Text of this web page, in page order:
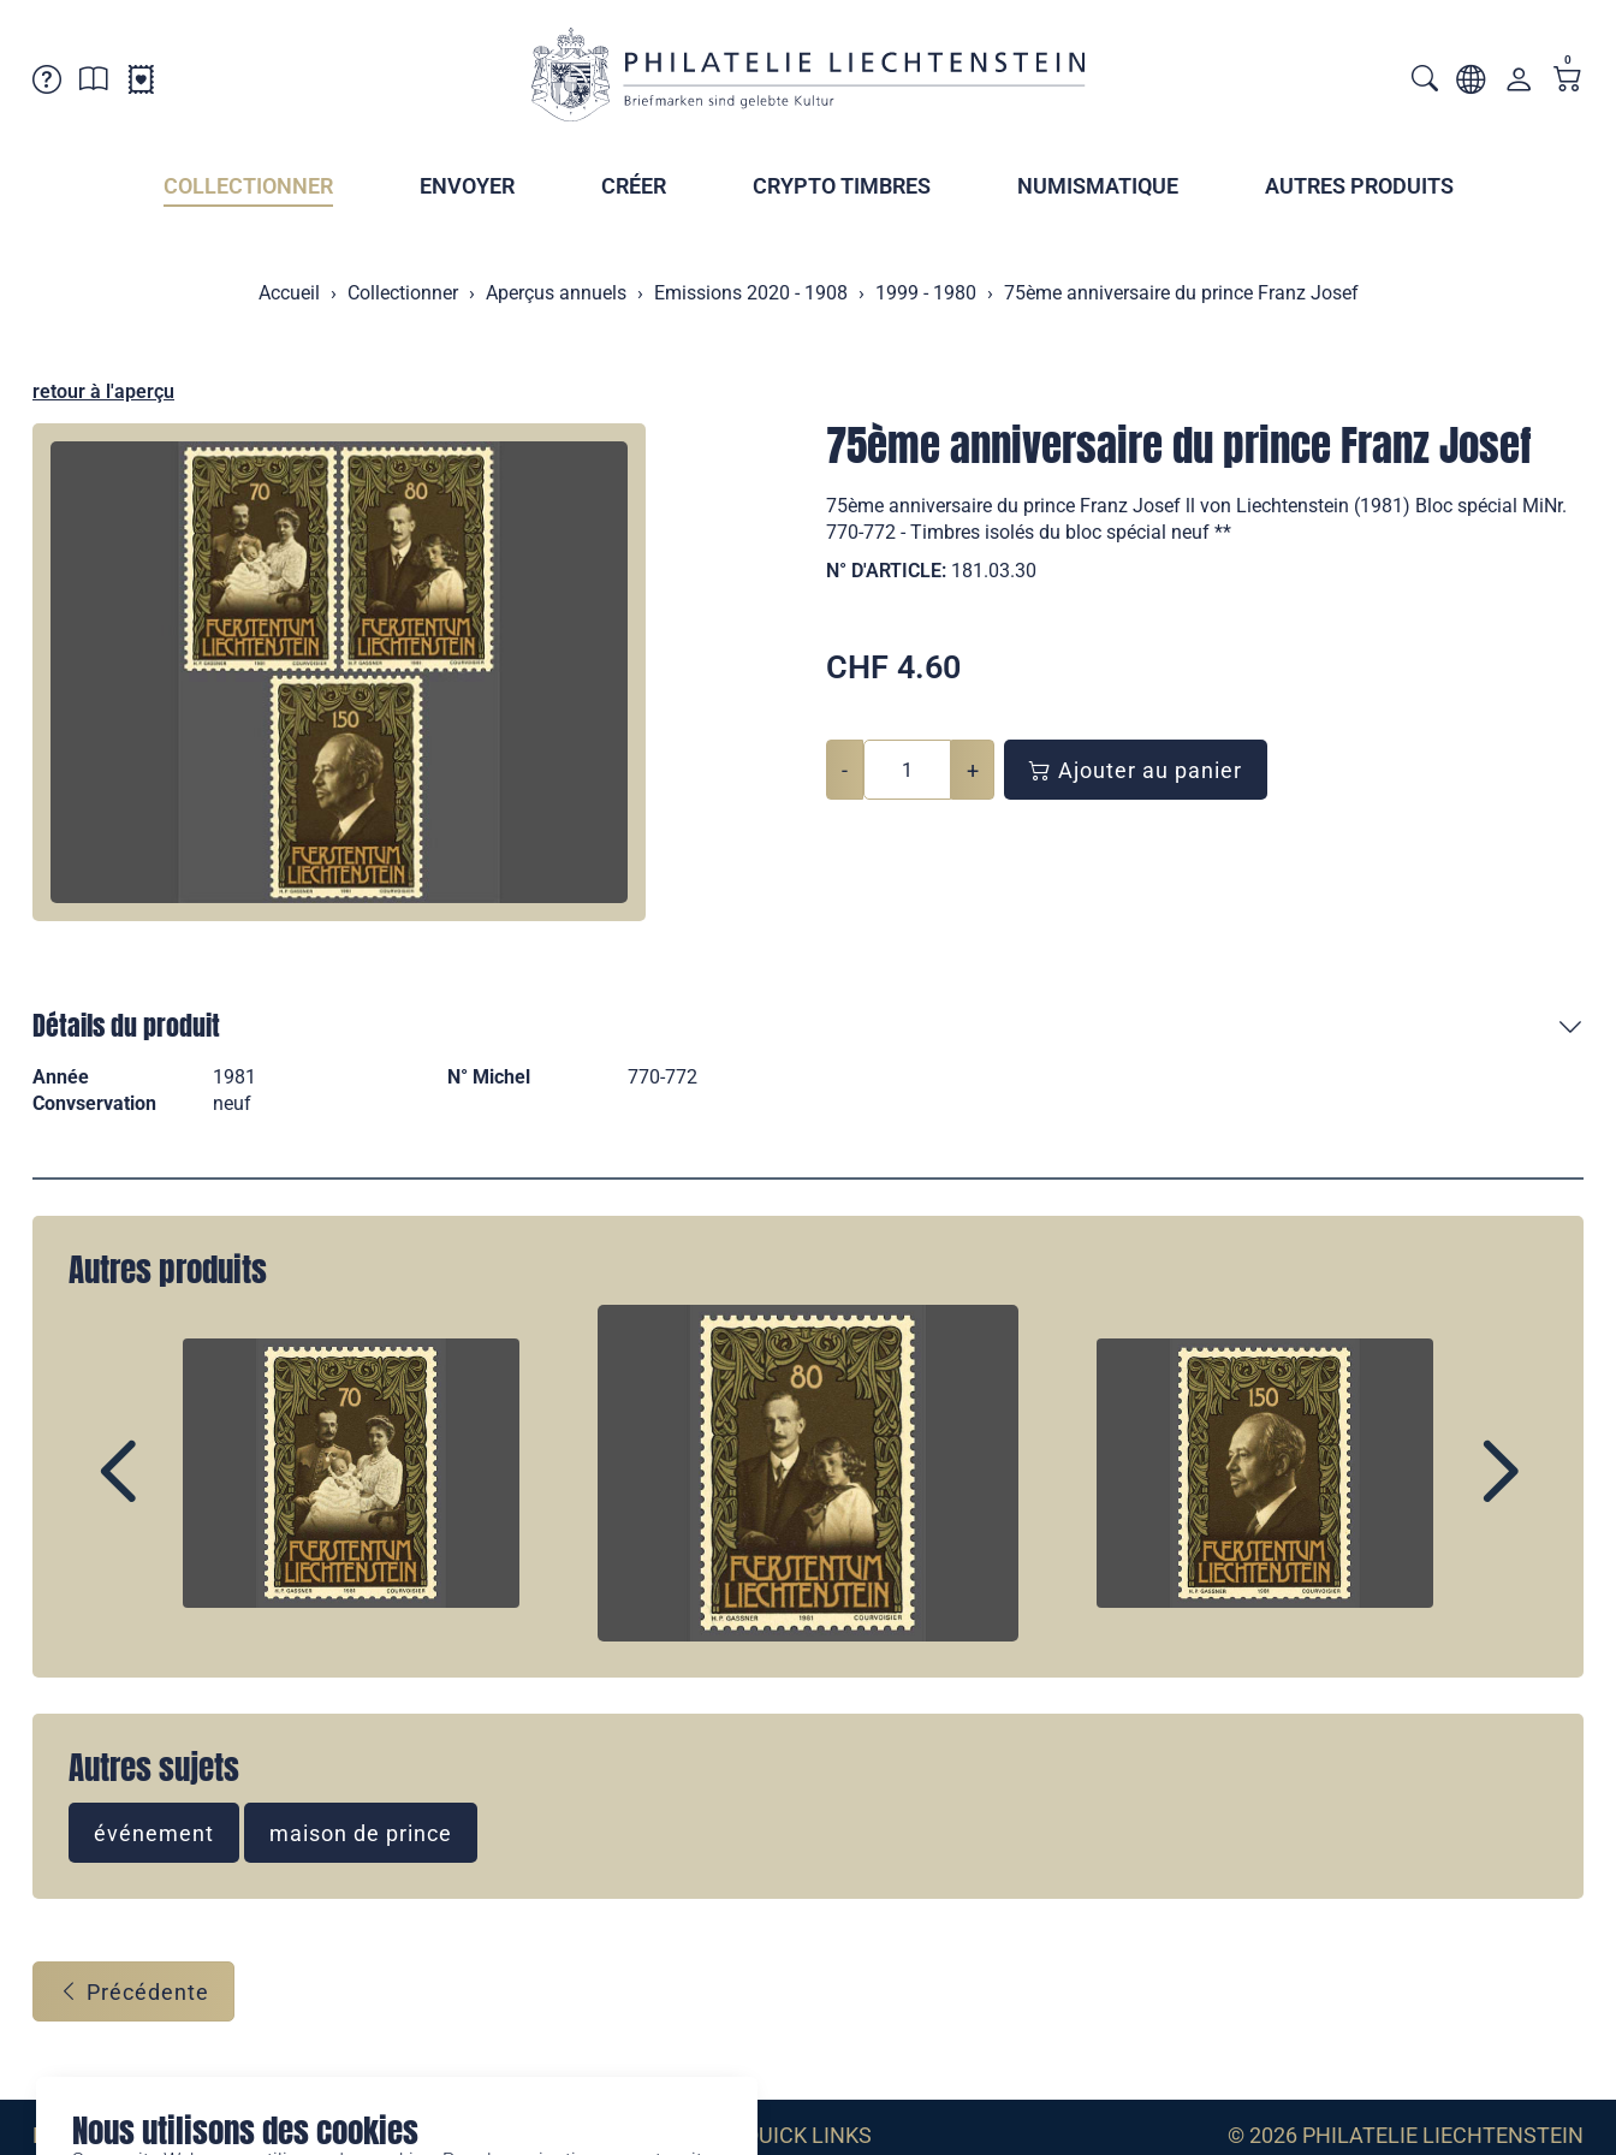
Nous utilisons des cookies
Points de vente
Sociétés de collectionneurs
Abonnement
Archives des timbrage
0
COLLECTIONNER ENVOYER CRÉER CRYPTO TIMBRES NUMISMATIQUE AUTRES PRODUITS
Accueil Collectionner Aperçus annuels Emissions 2020 - 1908 1999 - 1980 75ème anniversaire du prince Franz Josef
retour à l'aperçu
75ème anniversaire du prince Franz Josef
75ème anniversaire du prince Franz Josef ll von Liechtenstein (1981) Bloc spécial MiNr.
770-772 - Timbres isolés du bloc spécial neuf **
N° D'ARTICLE: 181.03.30
CHF 4.60
- + Ajouter au panier
Détails du produit
Année 1981 N° Michel
770-772
Convservation
neuf
Autres produits
Autres sujets
événement maison de prince
Précédente
Eine Marke der QUICK LINKS © 2026 PHILATELIE LIECHTENSTEIN